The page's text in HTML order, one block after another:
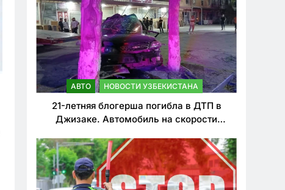
АВТО НОВОСТИ УЗБЕКИСТАНА
21-летняя блогерша погибла в ДТП в
Джизаке. Автомобиль на скорости